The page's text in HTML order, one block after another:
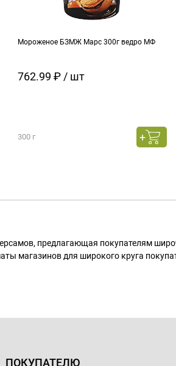
Мороженое БЗМЖ Марс 300г ведро МФ
762.99 ₽ / шт
300 г
предлагающая покупателям
магазинов для широкого круга
ПОКУПАТЕЛЮ